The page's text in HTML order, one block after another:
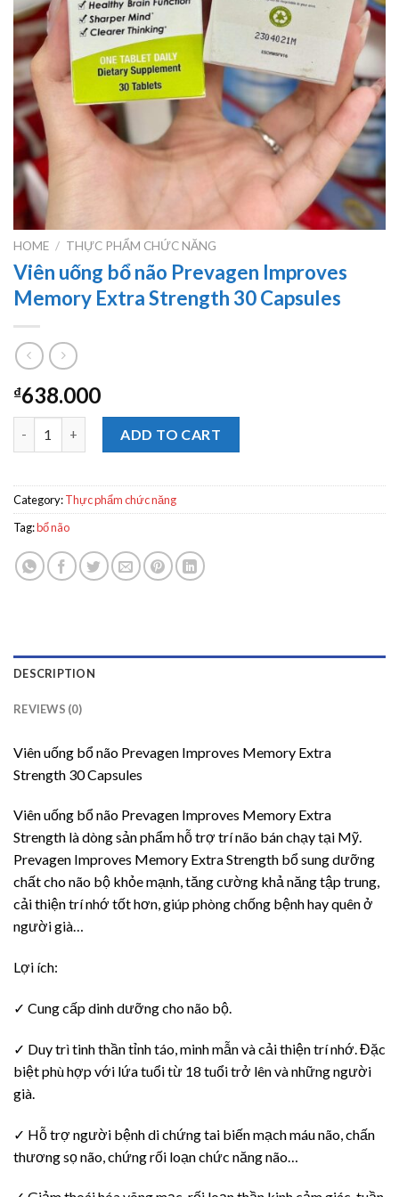
HOME / THỰC PHẨM CHỨC NĂNG
Viên uống bổ não Prevagen Improves
Memory Extra Strength 30 Capsules
₫638.000
ADD TO CART
Category:Thực phẩm chức năng
Tag:bổ não
DESCRIPTION
REVIEWS (0)
Viên uống bổ não Prevagen Improves Memory Extra
Strength 30 Capsules
Viên uống bổ não Prevagen Improves Memory Extra
Strength là dòng sản phẩm hỗ trợ trí não bán chạy tại Mỹ.
Prevagen Improves Memory Extra Strength bổ sung dưỡng
chất cho não bộ khỏe mạnh, tăng cường khả năng tập trung,
cải thiện trí nhớ tốt hơn, giúp phòng chống bệnh hay quên ở
người già…
Lợi ích:
✓ Cung cấp dinh dưỡng cho não bộ.
✓ Duy trì tinh thần tỉnh táo, minh mẫn và cải thiện trí nhớ. Đặc
biệt phù hợp với lứa tuổi từ 18 tuổi trở lên và những người
già.
✓ Hỗ trợ người bệnh di chứng tai biến mạch máu não, chấn
thương sọ não, chứng rối loạn chức năng não…